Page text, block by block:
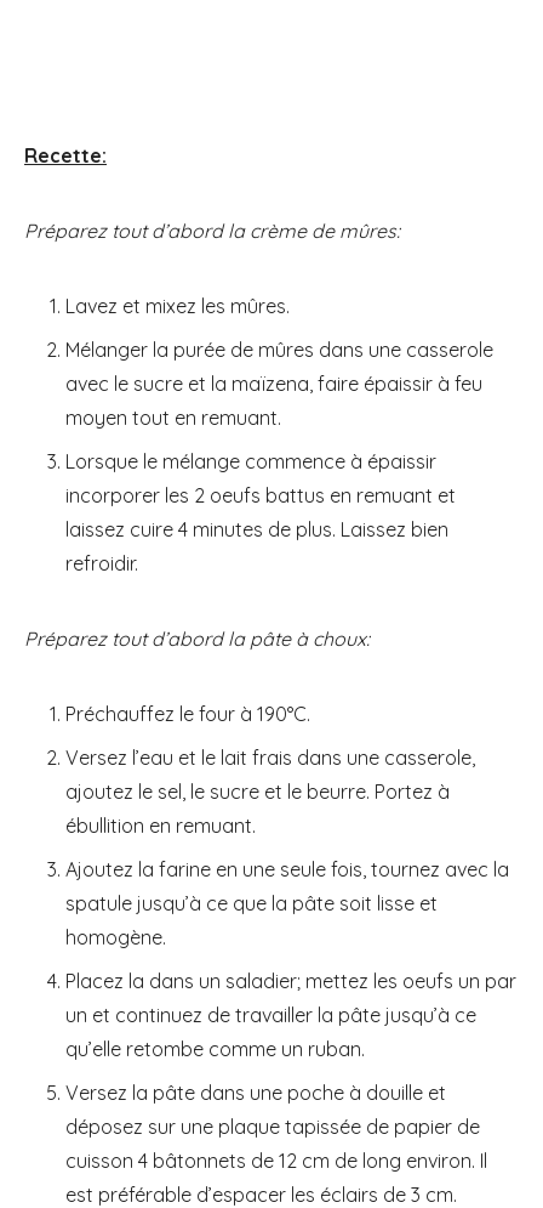
Recette:
Préparez tout d’abord la crème de mûres:
Lavez et mixez les mûres.
Mélanger la purée de mûres dans une casserole
avec le sucre et la maïzena, faire épaissir à feu
moyen tout en remuant.
Lorsque le mélange commence à épaissir
incorporer les 2 oeufs battus en remuant et
laissez cuire 4 minutes de plus. Laissez bien
refroidir.
Préparez tout d’abord la pâte à choux:
Préchauffez le four à 190°C.
Versez l’eau et le lait frais dans une casserole,
ajoutez le sel, le sucre et le beurre. Portez à
ébullition en remuant.
Ajoutez la farine en une seule fois, tournez avec la
spatule jusqu’à ce que la pâte soit lisse et
homogène.
Placez la dans un saladier; mettez les oeufs un par
un et continuez de travailler la pâte jusqu’à ce
qu’elle retombe comme un ruban.
Versez la pâte dans une poche à douille et
déposez sur une plaque tapissée de papier de
cuisson 4 bâtonnets de 12 cm de long environ. Il
est préférable d’espacer les éclairs de 3 cm.